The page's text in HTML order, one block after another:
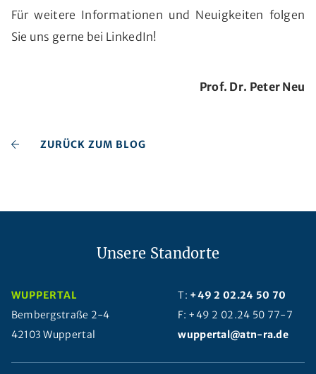
Für weitere Informationen und Neuigkeiten folgen
Sie uns gerne bei LinkedIn!
Prof. Dr. Peter Neu
ZURÜCK ZUM BLOG
Unsere Standorte
WUPPERTAL
Bembergstraße 2-4
42103 Wuppertal
T: +49 2 02.24 50 70
F: +49 2 02.24 50 77-7
wuppertal@atn-ra.de